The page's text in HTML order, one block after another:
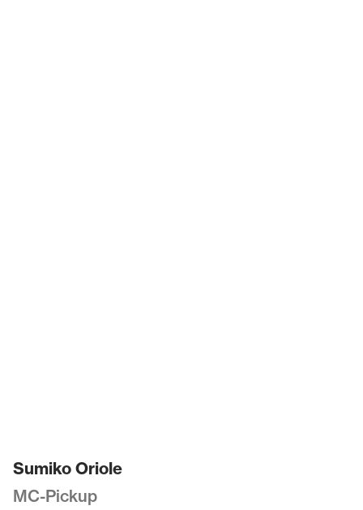
Sumiko Oriole
MC-Pickup